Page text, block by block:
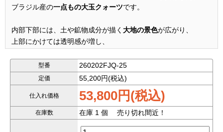
ブラジル産の一点もの大玉クォーツです。
内部下部には、土や鉱物成分が描く 大地の景色が広がり、
上部にかけては透明感が増し、
ガーデンクォーツ特有の静けさと、
サゲニティッククォーツが持つ動き・迫力が一体となり、
結晶の中に一つの風景が存在するかのような奥行き
る一石です。
型番 260202FJQ-25
定価 55,200円(税込)
仕入れ価格 53,800円(税込)
在庫数 在庫 1 個 売り切れ間近！